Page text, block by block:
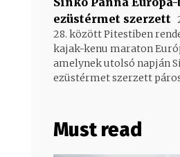
ezüstérmet szerzett
28. között Pitestiben
kajak-kenu maraton
amelynek utolsó napján
ezüstérmet szerzett
Must read